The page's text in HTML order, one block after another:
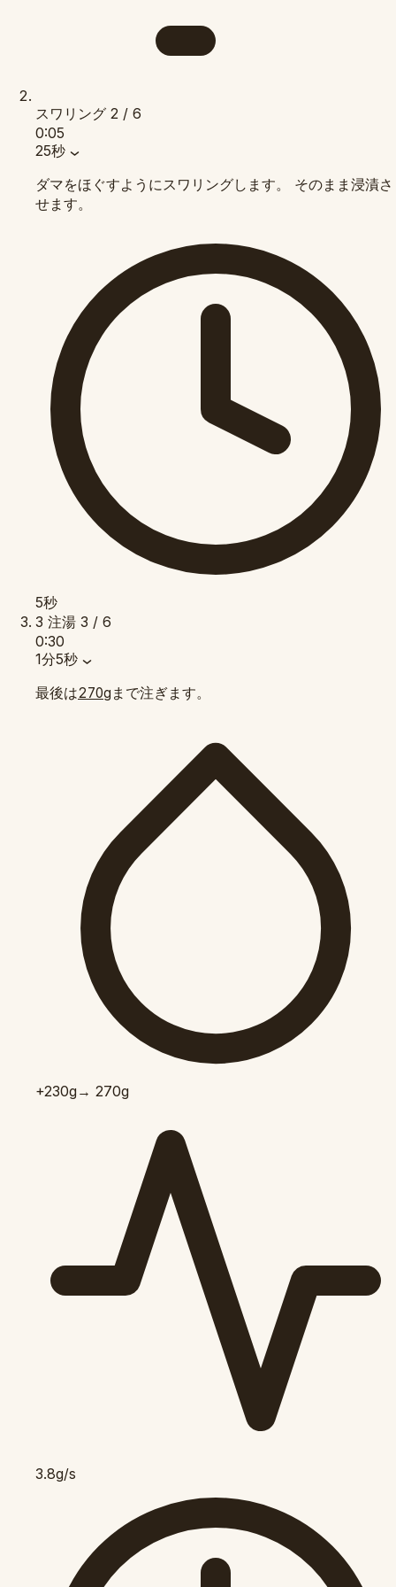
スワリング 2 / 6
0:05
25秒
ダマをほぐすようにスワリングします。 そのまま浸漬さ
せます。
5秒
3 注湯 3 / 6
0:30
1分5秒
最後は270g まで注ぎます。
+230g→ 270g
3.8g/s